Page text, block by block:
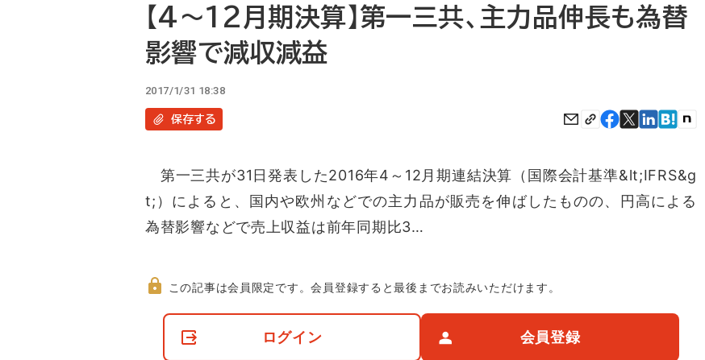
【4～12月期決算】第一三共、主力品伸長も為替
影響で減収減益
2017/1/31 18:38
保存する
第一三共が31日発表した2016年4～12月期連結決算（国際会計基準&lt;IFRS&g
t;）によると、国内や欧州などでの主力品が販売を伸ばしたものの、円高による
為替影響などで売上収益は前年同期比3…
この記事は会員限定です。会員登録すると最後までお読みいただけます。
ログイン 会員登録